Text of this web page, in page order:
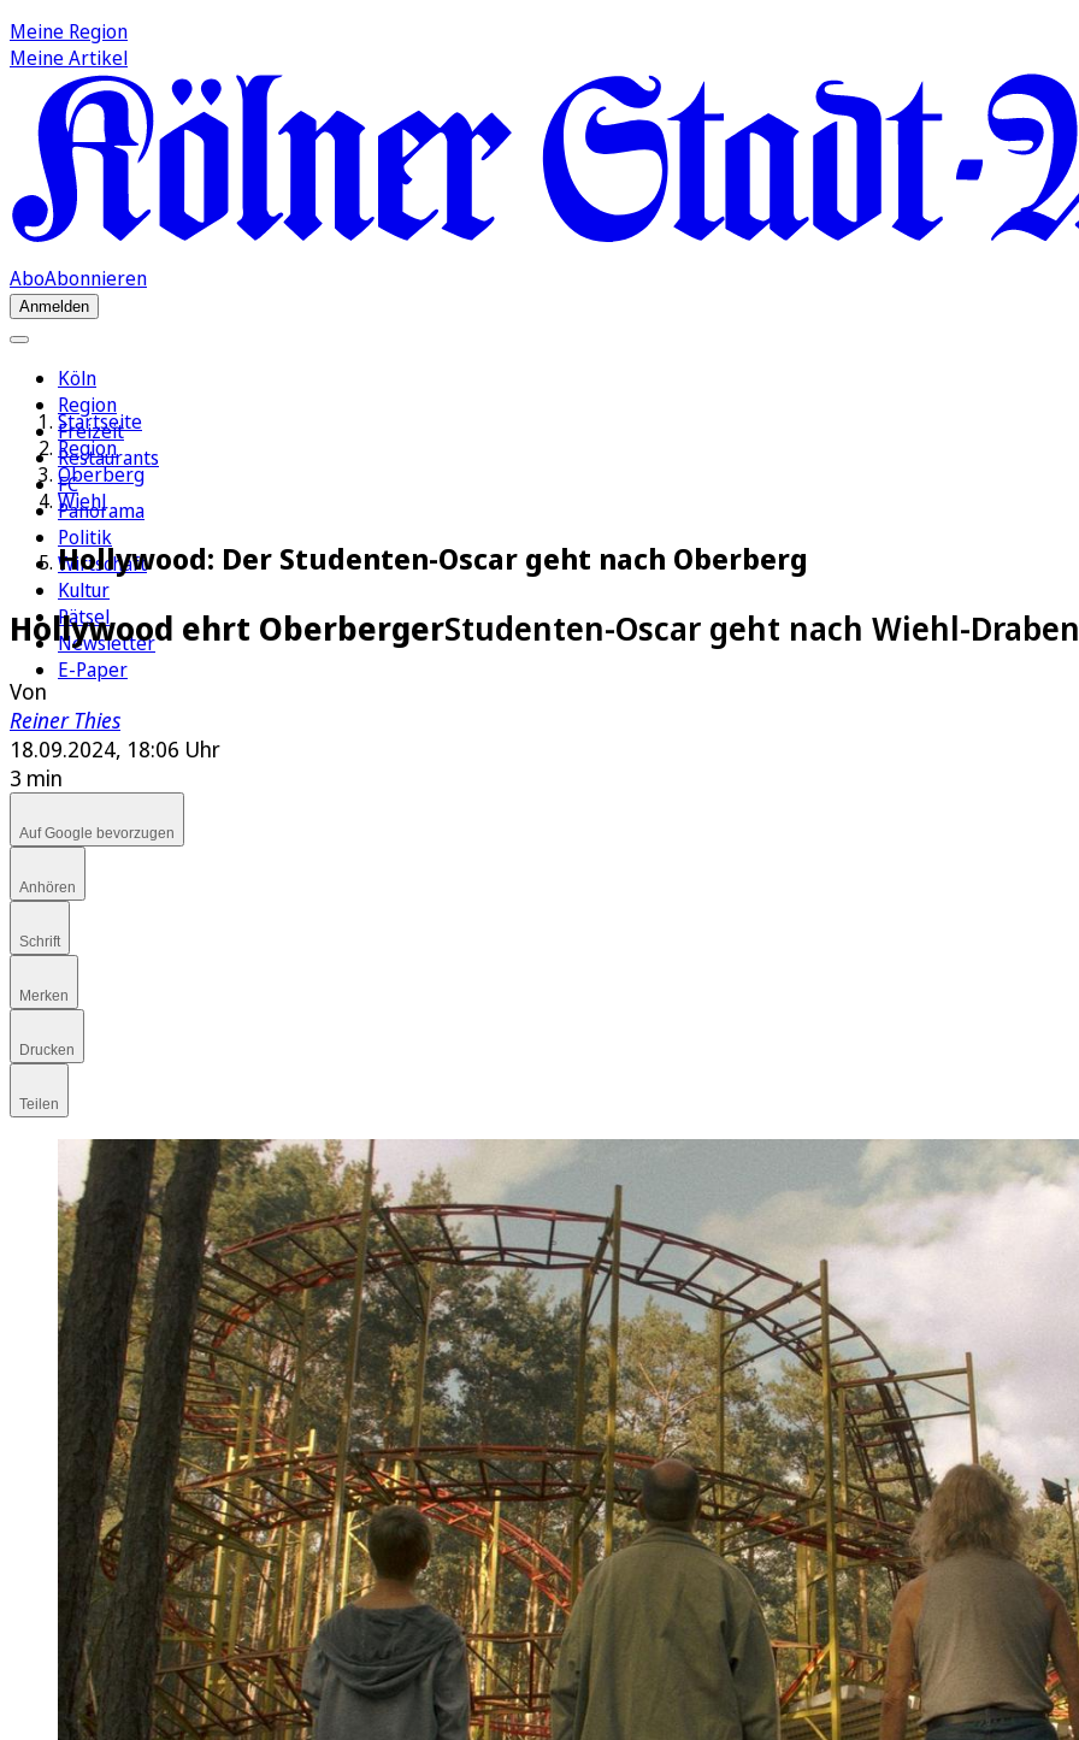
Meine Region
Meine Artikel
AboAbonnieren
Anmelden
Köln
Region
Freizeit
Restaurants
FC
Panorama
Politik
Wirtschaft
Kultur
Rätsel
Newsletter
E-Paper
Startseite
Region
Oberberg
Wiehl
Hollywood: Der Studenten-Oscar geht nach Oberberg
Hollywood ehrt OberbergerStudenten-Oscar geht nach Wiehl-
Von
Reiner Thies
18.09.2024, 18:06 Uhr
3 min
Auf Google bevorzugen
Anhören
Schrift
Merken
Drucken
Teilen